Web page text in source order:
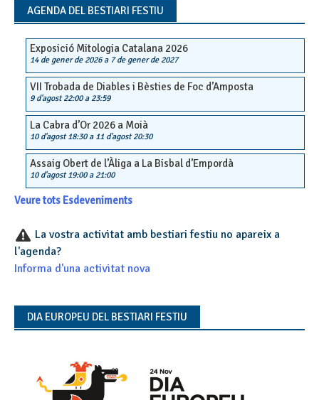
AGENDA DEL BESTIARI FESTIU
Exposició Mitologia Catalana 2026
14 de gener de 2026a 7 de gener de 2027
VII Trobada de Diables i Bèsties de Foc d’Amposta
9 d'agost 22:00a 23:59
La Cabra d’Or 2026 a Moià
10 d'agost 18:30a 11 d'agost 20:30
Assaig Obert de l’Àliga a La Bisbal d’Empordà
10 d'agost 19:00a 21:00
Veure tots Esdeveniments
La vostra activitat amb bestiari festiu no apareix a
l'agenda?
Informa d'una activitat nova
DIA EUROPEU DEL BESTIARI FESTIU